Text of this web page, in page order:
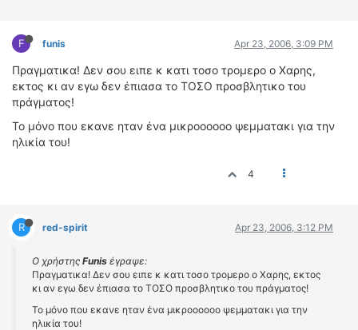
F funis Apr 23, 2006, 3:09 PM
Πραγματικα! Δεν σου ειπε κ κατι τοσο τρομερο ο Χαρης,
εκτος κι αν εγω δεν έπιασα το ΤΟΣΟ προσβλητικο του
πράγματος!
Το μόνο που εκανε ηταν ένα μικροοοοοο ψεμματακι για την
ηλικία του!
4
R red-spirit Apr 23, 2006, 3:12 PM
Ο χρήστης Funis έγραψε:
Πραγματικα! Δεν σου ειπε κ κατι τοσο τρομερο ο Χαρης, εκτος
κι αν εγω δεν έπιασα το ΤΟΣΟ προσβλητικο του πράγματος!
Το μόνο που εκανε ηταν ένα μικροοοοοο ψεμματακι για την
ηλικία του!